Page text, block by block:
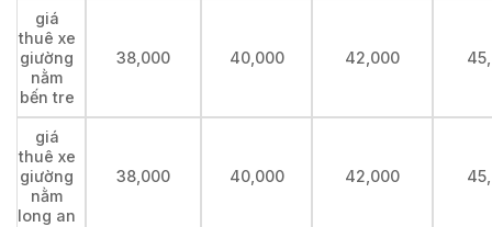
giá
thuê xe
giường
nằm
bến tre
38,000 40,000 42,000
giá
thuê xe
giường
nằm
long an
38,000 40,000 42,000